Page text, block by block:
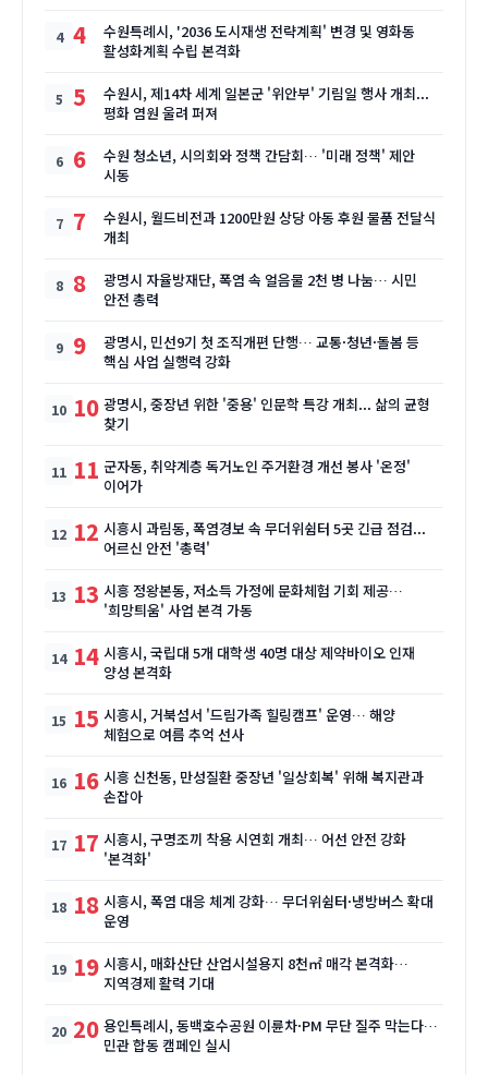
4
수원특례시, '2036 도시재생 전략계획' 변경 및 영화동
활성화계획 수립 본격화
5
수원시, 제14차 세계 일본군 '위안부' 기림일 행사 개최...
평화 염원 울려 퍼져
6
수원 청소년, 시의회와 정책 간담회… '미래 정책' 제안
시동
7
수원시, 월드비전과 1200만원 상당 아동 후원 물품 전달식
개최
8
광명시 자율방재단, 폭염 속 얼음물 2천 병 나눔… 시민
안전 총력
9
광명시, 민선9기 첫 조직개편 단행… 교통·청년·돌봄 등
핵심 사업 실행력 강화
10 광명시, 중장년 위한 '중용' 인문학 특강 개최... 삶의 균형
찾기
11 군자동, 취약계층 독거노인 주거환경 개선 봉사 '온정'
이어가
12 시흥시 과림동, 폭염경보 속 무더위쉼터 5곳 긴급 점검...
어르신 안전 '총력'
13 시흥 정왕본동, 저소득 가정에 문화체험 기회 제공…
'희망틔움' 사업 본격 가동
14 시흥시, 국립대 5개 대학생 40명 대상 제약바이오 인재
양성 본격화
15 시흥시, 거북섬서 '드림가족 힐링캠프' 운영… 해양
체험으로 여름 추억 선사
16 시흥 신천동, 만성질환 중장년 '일상회복' 위해 복지관과
손잡아
17 시흥시, 구명조끼 착용 시연회 개최… 어선 안전 강화
'본격화'
18 시흥시, 폭염 대응 체계 강화… 무더위쉼터·냉방버스 확대
운영
19 시흥시, 매화산단 산업시설용지 8천㎡ 매각 본격화…
지역경제 활력 기대
20 용인특례시, 동백호수공원 이륜차·PM 무단 질주 막는다…
민관 합동 캠페인 실시